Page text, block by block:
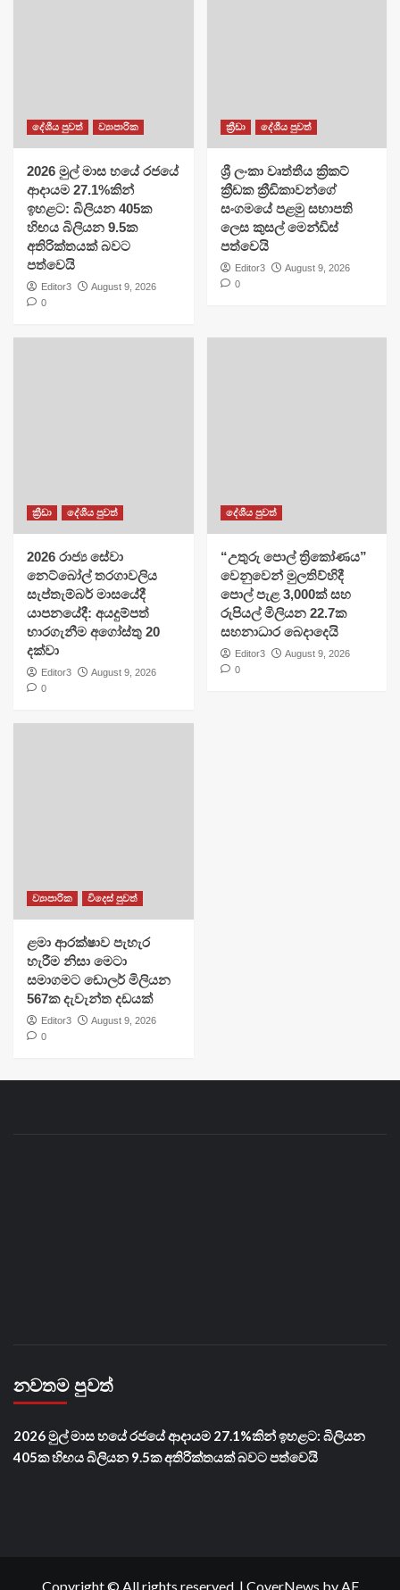
දේශීය පුවත් ව්‍යාපාරික
2026 මුල් මාස හයේ රජයේ
ආදායම 27.1%කින්
ඉහළට: බිලියන 405ක
හිඟය බිලියන 9.5ක
අතිරික්තයක් බවට
පත්වෙයි
Editor3
August 9, 2026
0
ක්‍රීඩා දේශීය පුවත්
​ශ්‍රී ලංකා වෘත්තීය ක්‍රිකට්
ක්‍රීඩක ක්‍රීඩිකාවන්ගේ
සංගමයේ පළමු සභාපති
ලෙස කුසල් මෙන්ඩිස්
පත්වෙයි
Editor3
August 9, 2026
0
ක්‍රීඩා දේශීය පුවත්
2026 රාජ්‍ය සේවා
නෙට්බෝල් තරගාවලිය
සැප්තැම්බර් මාසයේදී
යාපනයේදී: අයදුම්පත්
භාරගැනීම අගෝස්තු 20
දක්වා
Editor3
August 9, 2026
0
දේශීය පුවත්
​“උතුරු පොල් ත්‍රිකෝණය”
වෙනුවෙන් මුලතිව්හිදී
පොල් පැළ 3,000ක් සහ
රුපියල් මිලියන 22.7ක
සහනාධාර බෙදාදෙයි
Editor3
August 9, 2026
0
ව්‍යාපාරික විදෙස් පුවත්
ළමා ආරක්ෂාව පැහැර
හැරීම නිසා මෙටා
සමාගමට ඩොලර් මිලියන
567ක දැවැන්ත දඩයක්
Editor3
August 9, 2026
0
නවතම පුවත්
2026 මුල් මාස හයේ රජයේ ආදායම 27.1%කින් ඉහළට: බිලියන
405ක හිඟය බිලියන 9.5ක අතිරික්තයක් බවට පත්වෙයි
Copyright © All rights reserved. | CoverNews by AF